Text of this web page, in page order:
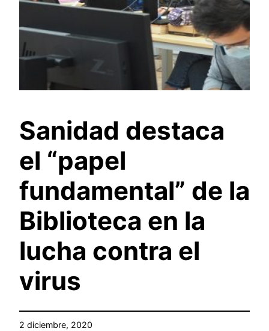
Sanidad destaca
el “papel
fundamental” de la
Biblioteca en la
lucha contra el
virus
2 diciembre, 2020